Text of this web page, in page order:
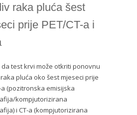
raka pluća šest
prije PET/CT-a i
da test krvi može otkriti ponovnu
pluća oko šest mjeseci prije
a (pozitronska emisijska
kompjutorizirana
i CT-a (kompjutorizirana